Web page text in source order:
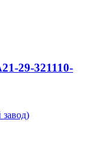
29-321110-